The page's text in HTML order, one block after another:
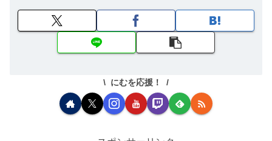
にむを応援！